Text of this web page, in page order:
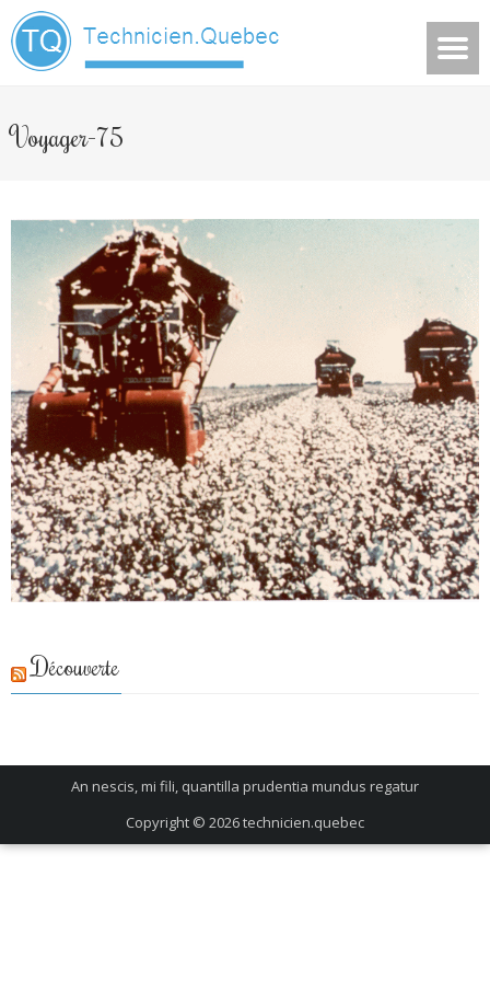
Voyager-75
Découverte
An nescis, mi fili, quantilla prudentia mundus regatur
Copyright © 2026technicien.quebec